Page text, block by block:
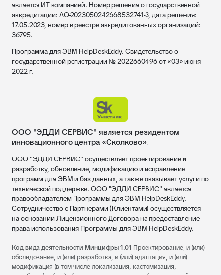
является ИТ компанией. Номер решения о государственной
аккредитации: АО-20230502-12668532741-3, дата решения:
17.05.2023, номер в реестре аккредитованных организаций:
36795.
Программа для ЭВМ HelpDeskEddy. Свидетельство о
государственной регистрации № 2022660496 от «03» июня
2022 г.
ООО "ЭДДИ СЕРВИС" является резидентом
инновационного центра «Сколково».
ООО "ЭДДИ СЕРВИС" осуществляет проектирование и
разработку, обновление, модификацию и исправление
программ для ЭВМ и баз данных, а также оказывает услуги по
технической поддержке. ООО "ЭДДИ СЕРВИС" является
правообладателем Программы для ЭВМ HelpDeskEddy.
Сотрудничество с Партнерами (Клиентами) осуществляется
на основании Лицензионного Договора на предоставление
права использования Программы для ЭВМ HelpDeskEddy.
Код вида деятельности Минцифры 1.01 Проектирование, и (или)
обследование, и (или) разработка, и (или) адаптация, и (или)
модификация (в том числе локализация, кастомизация,